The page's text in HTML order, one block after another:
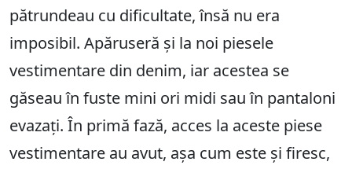
pătrundeau cu dificultate, însă nu era
imposibil. Apăruseră și la noi piesele
vestimentare din denim, iar acestea se
găseau în fuste mini ori midi sau în pantaloni
evazați. În primă fază, acces la aceste piese
vestimentare au avut, așa cum este și firesc,